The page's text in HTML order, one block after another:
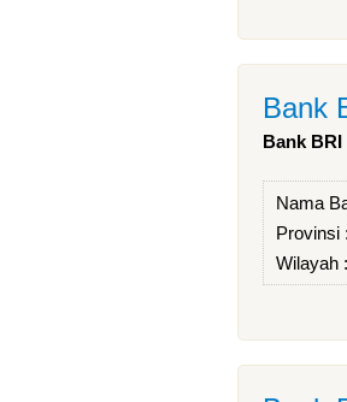
Bank
Bank BRI
Nama
Provinsi :
Wilayah :